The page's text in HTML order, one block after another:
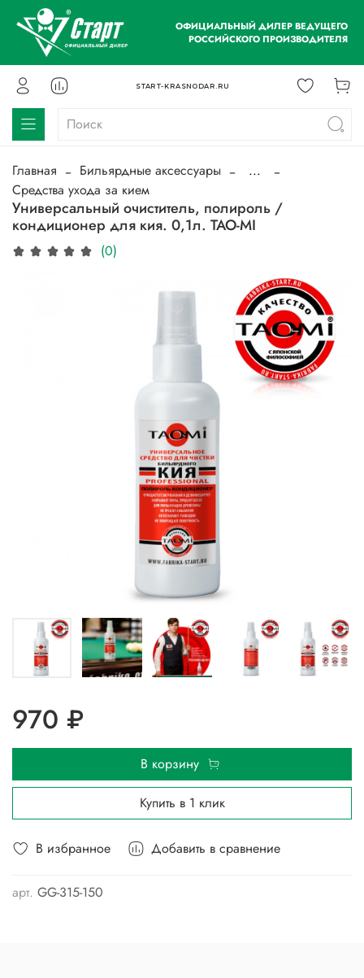
ОФИЦИАЛЬНЫЙ ДИЛЕР ВЕДУЩЕГО
РОССИЙСКОГО ПРОИЗВОДИТЕЛЯ
START-KRASNODAR.RU
Главная Бильярдные аксессуары
...
Средства ухода за кием
Универсальный очиститель, полироль /
кондиционер для кия. 0,1л. TAO-MI
(0)
В избранное Добавить в сравнение
арт. GG-315-150
970 ₽
В корзину
Купить в 1 клик